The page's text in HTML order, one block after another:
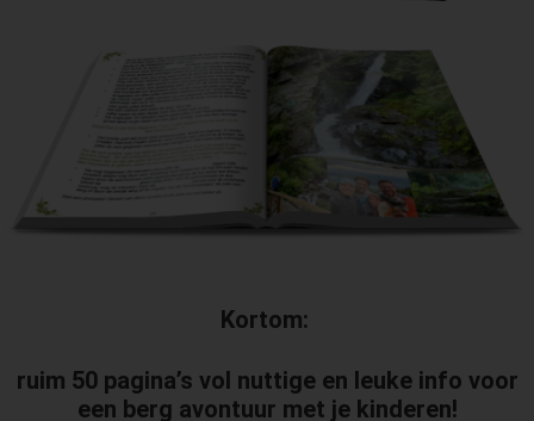
Kortom:
ruim 50 pagina’s vol nuttige en leuke info voor
een berg avontuur met je kinderen!